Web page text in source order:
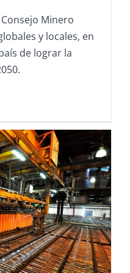
Minero
y locales, en
de lograr la